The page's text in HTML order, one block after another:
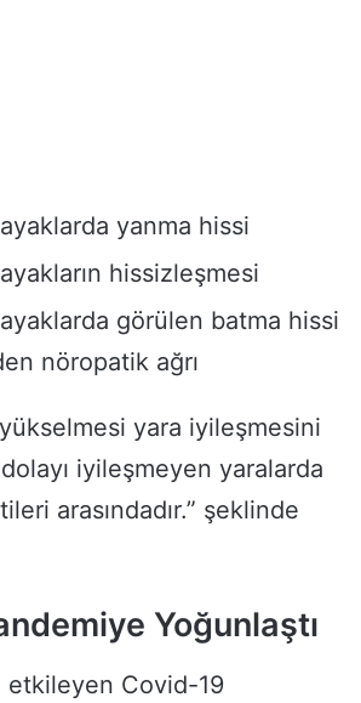
yanma hissi
hissizleşmesi
görülen batma hissi
nöropatik ağrı
yara iyileşmesini
iyileşmeyen yaralarda
arasındadır.” şeklinde
Yoğunlaştı
etkileyen Covid-19